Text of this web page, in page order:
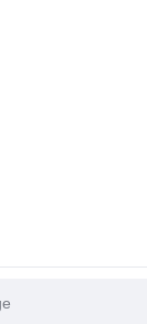
© 2026